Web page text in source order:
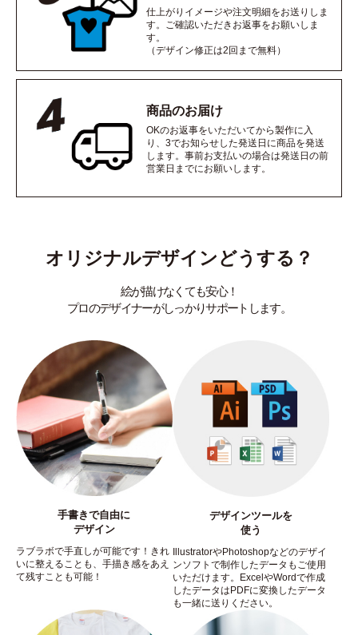
仕上がりイメージや注文明細をお送りしま
す。ご確認いただきお返事をお願いしま
す。
（デザイン修正は2回まで無料）
商品のお届け
OKのお返事をいただいてから製作に入
り、3でお知らせした発送日に商品を発送
します。事前お支払いの場合は発送日の前
営業日までにお願いします。
オリジナルデザインどうする？
絵が描けなくても安心！
プロのデザイナーがしっかりサポートします。
手書きで自由に
デザイン
ラブラボで手直しが可能です！きれ
いに整えることも、手描き感をあえ
て残すことも可能！
デザインツールを
使う
IllustratorやPhotoshopなどのデザイ
ンソフトで制作したデータもご使用
いただけます。ExcelやWordで作成
したデータはPDFに変換したデータ
も一緒に送りください。